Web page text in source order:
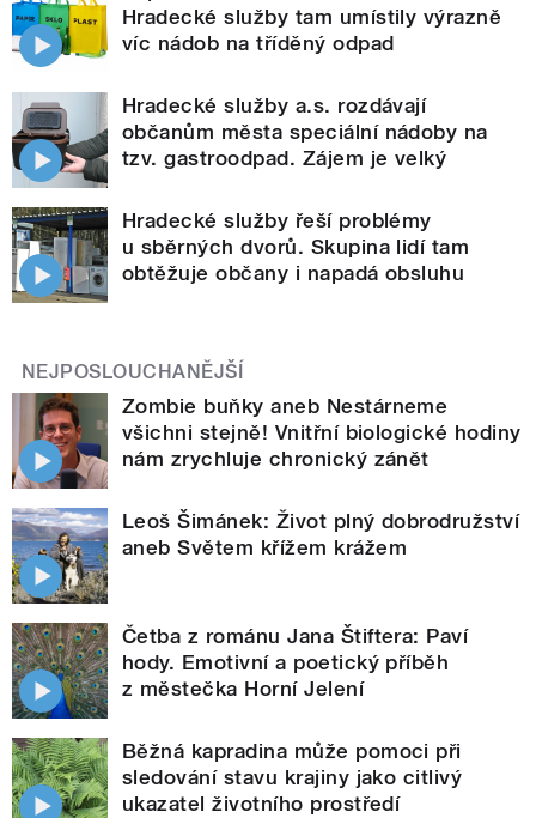
Hradecké služby tam umístily výrazně
víc nádob na tříděný odpad
Hradecké služby a.s. rozdávají
občanům města speciální nádoby na
tzv. gastroodpad. Zájem je velký
Hradecké služby řeší problémy
u sběrných dvorů. Skupina lidí tam
obtěžuje občany i napadá obsluhu
NEJPOSLOUCHANĚJŠÍ
Zombie buňky aneb Nestárneme
všichni stejně! Vnitřní biologické hodiny
nám zrychluje chronický zánět
Leoš Šimánek: Život plný dobrodružství
aneb Světem křížem krážem
Četba z románu Jana Štiftera: Paví
hody. Emotivní a poetický příběh
z městečka Horní Jelení
Běžná kapradina může pomoci při
sledování stavu krajiny jako citlivý
ukazatel životního prostředí